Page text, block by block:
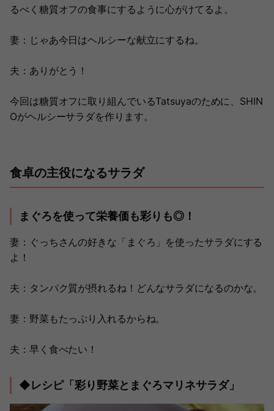
るべく糖質オフの食事にするように心がけてるよ。
妻：じゃあ今日はヘルシーな献立にするね。
夫：ありがとう！
今回は糖質オフに取り組んでいるTatsuyaのために、SHIN
Oがヘルシーサラダを作ります。
食卓の主役になるサラダ
まぐろを使って栄養価も彩りも◎！
妻：ぐっちさんの好きな「まぐろ」を使ったサラダにする
よ！
夫：タンパク質が摂れるね！どんなサラダになるのかな。
妻：野菜もたっぷり入れるからね。
夫：早く食べたい！
◆レシピ「彩り野菜とまぐろマリネサラダ」